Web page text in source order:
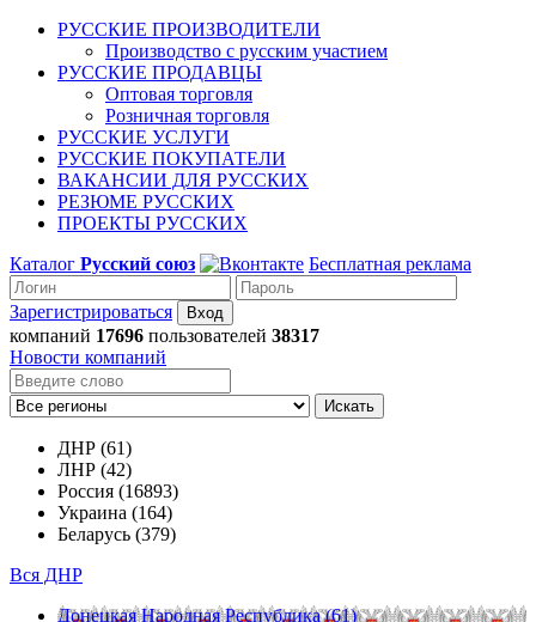
РУССКИЕ ПРОИЗВОДИТЕЛИ
Производство с русским участием
РУССКИЕ ПРОДАВЦЫ
Оптовая торговля
Розничная торговля
РУССКИЕ УСЛУГИ
РУССКИЕ ПОКУПАТЕЛИ
ВАКАНСИИ ДЛЯ РУССКИХ
РЕЗЮМЕ РУССКИХ
ПРОЕКТЫ РУССКИХ
Каталог Русский союз Бесплатная реклама
Зарегистрироваться
компаний 17696 пользователей 38317
Новости компаний
Искать
ДНР (61)
ЛНР (42)
Россия (16893)
Украина (164)
Беларусь (379)
Вся ДНР
Донецкая Народная Республика (61)